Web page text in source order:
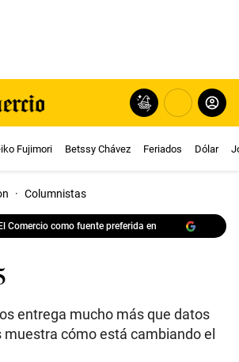
Fujimori Betssy Chávez Feriados Dólar
· Columnistas
Comercio como fuente preferida en
entrega mucho más que datos
cómo está cambiando el